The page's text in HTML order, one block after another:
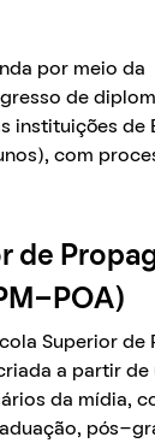
por meio
de
instituições de
com
de
POA)
Superior
a partir
da mídia,
pós-